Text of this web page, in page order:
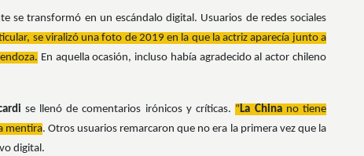
se transformó en un escándalo digital. Usuarios de redes sociales
se viralizó una foto de 2019 en la que la actriz aparecía junto a
En aquella ocasión, incluso había agradecido al actor chileno
se llenó de comentarios irónicos y críticas. “La Chinano tiene
mentira. Otros usuarios remarcaron que no era la primera vez que la
digital.